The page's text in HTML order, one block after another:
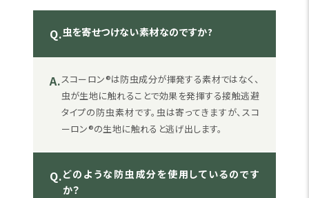
Q.虫を寄せつけない素材なのですか?
A.スコーロン®は防虫成分が揮発する素材ではなく、
虫が生地に触れることで効果を発揮する接触逃避
タイプの防虫素材です。虫は寄ってきますが、スコ
ーロン®の生地に触れると逃げ出します。
Q.どのような防虫成分を使用しているのです
か？